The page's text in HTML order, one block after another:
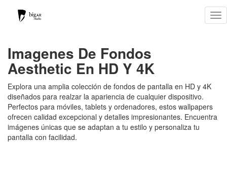
Imagenes De Fondos
Aesthetic En HD Y 4K
Explora una amplia colección de fondos de pantalla en HD y 4K
diseñados para realzar la apariencia de cualquier dispositivo.
Perfectos para móviles, tablets y ordenadores, estos wallpapers
ofrecen calidad excepcional y detalles impresionantes. Encuentra
imágenes únicas que se adaptan a tu estilo y personaliza tu
pantalla con facilidad.